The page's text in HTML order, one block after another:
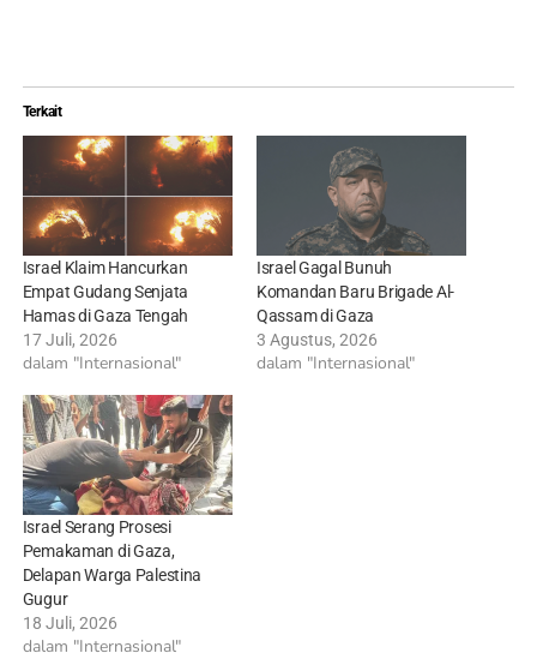
Terkait
Israel Klaim Hancurkan
Empat Gudang Senjata
Hamas di Gaza Tengah
17 Juli, 2026
dalam "Internasional"
Israel Gagal Bunuh
Komandan Baru Brigade Al-
Qassam di Gaza
3 Agustus, 2026
dalam "Internasional"
Israel Serang Prosesi
Pemakaman di Gaza,
Delapan Warga Palestina
Gugur
18 Juli, 2026
dalam "Internasional"